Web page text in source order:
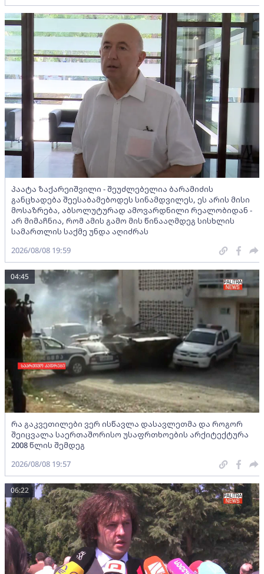
პაატა ზაქარეიშვილი - შეუძლებელია ბარამიძის
განცხადება შეესაბამებოდეს სინამდვილეს, ეს არის მისი
მოსაზრება, აბსოლუტურად ამოვარდნილი რეალობიდან -
არ მიმაჩნია, რომ ამის გამო მის წინააღმდეგ სისხლის
სამართლის საქმე უნდა აღიძრას
2026/08/08 19:59
რა გაკვეთილები ვერ ისწავლა დასავლეთმა და როგორ
შეიცვალა საერთაშორისო უსაფრთხოების არქიტექტურა
2008 წლის შემდეგ
04:45
2026/08/08 19:57
06:22